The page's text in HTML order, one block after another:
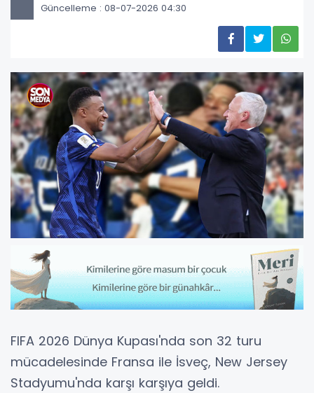
Güncelleme : 08-07-2026 04:30
FIFA 2026 Dünya Kupası'nda son 32 turu
mücadelesinde Fransa ile İsveç, New Jersey
Stadyumu'nda karşı karşıya geldi.